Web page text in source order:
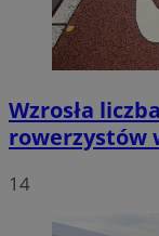
Wzrosła
rowerzystów
14